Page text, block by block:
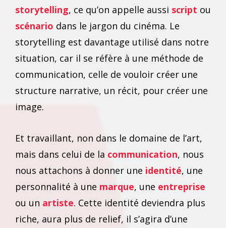
storytelling, ce qu’on appelle aussi script ou
scénario dans le jargon du cinéma. Le
storytelling est davantage utilisé dans notre
situation, car il se réfère à une méthode de
communication, celle de vouloir créer une
structure narrative, un récit, pour créer une
image.
Et travaillant, non dans le domaine de l’art,
mais dans celui de la communication, nous
nous attachons à donner une identité, une
personnalité à une marque, une entreprise
ou un artiste. Cette identité deviendra plus
riche, aura plus de relief, il s’agira d’une